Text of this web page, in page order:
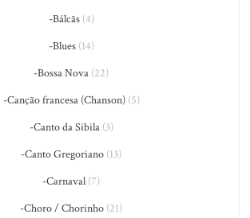
-Bálcãs(4)
-Blues(14)
-Bossa Nova (22)
-Canção francesa (Chanson)(5)
-Canto da Sibila(3)
-Canto Gregoriano (13)
-Carnaval (7)
-Choro / Chorinho (21)